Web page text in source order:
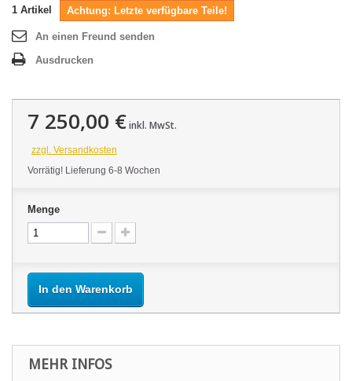
1 Artikel Achtung: Letzte verfügbare Teile!
An einen Freund senden
Ausdrucken
7 250,00 €inkl. MwSt.
zzgl. Versandkosten
Vorrätig! Lieferung 6-8 Wochen
Menge
In den Warenkorb
MEHR INFOS